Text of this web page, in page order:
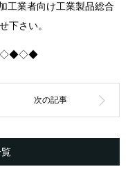
工業者向け工業製品総合
下さい。